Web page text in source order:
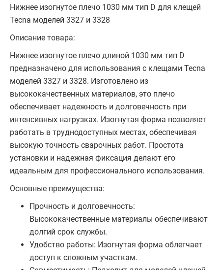
Нижнее изогнутое плечо 1030 мм тип D для клещей
Tecna моделей 3327 и 3328
Описание товара:
Нижнее изогнутое плечо длиной 1030 мм тип D
предназначено для использования с клещами Tecna
моделей 3327 и 3328. Изготовлено из
высококачественных материалов, это плечо
обеспечивает надежность и долговечность при
интенсивных нагрузках. Изогнутая форма позволяет
работать в труднодоступных местах, обеспечивая
высокую точность сварочных работ. Простота
установки и надежная фиксация делают его
идеальным для профессионального использования.
Основные преимущества:
Прочность и долговечность:
Высококачественные материалы обеспечивают
долгий срок службы.
Удобство работы: Изогнутая форма облегчает
доступ к сложным участкам.